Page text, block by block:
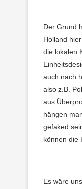
Der Grund
Holland
die lokalen
auch nach
also z.B.
aus
hängen
gefaked
können die
Es wäre